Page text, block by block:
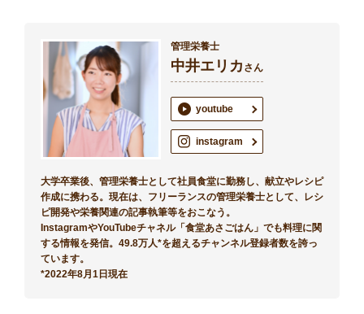
管理栄養士
中井エリカ さん
youtube
instagram
大学卒業後、管理栄養士として社員食堂に勤務し、献立やレシピ
作成に携わる。現在は、フリーランスの管理栄養士として、レシ
ピ開発や栄養関連の記事執筆等をおこなう。
InstagramやYouTubeチャネル「食堂あさごはん」でも料理に関
する情報を発信。49.8万人*を超えるチャンネル登録者数を誇っ
ています。
*2022年8月1日現在